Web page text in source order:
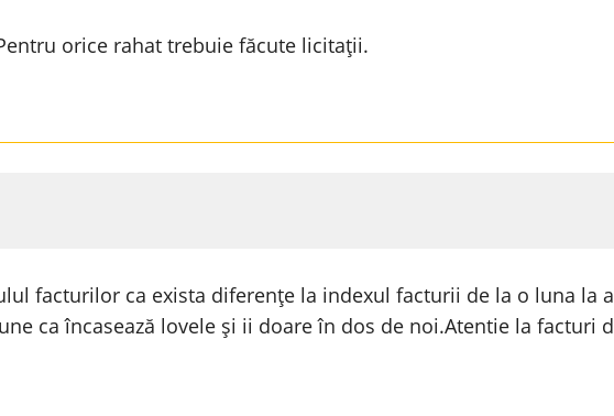
orice rahat trebuie făcute licitații.
facturilor ca exista diferențe la indexul facturii de la o luna la
ca încasează lovele și ii doare în dos de noi.Atentie la facturi